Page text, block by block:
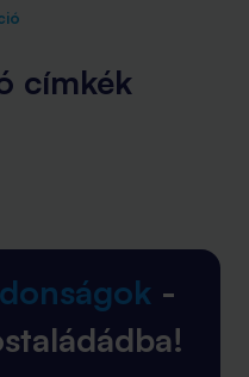
címkék
-